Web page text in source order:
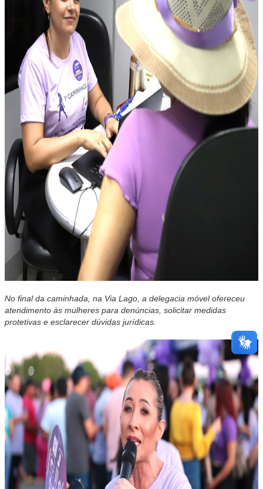
No final da caminhada, na Via Lago, a delegacia móvel ofereceu
atendimento às mulheres para denúncias, solicitar medidas
protetivas e esclarecer dúvidas jurídicas.